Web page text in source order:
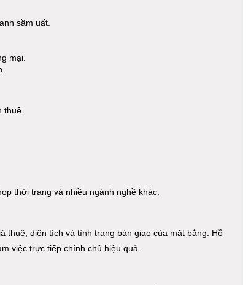
sầm uất.
mại.
thuê.
thời trang và nhiều ngành nghề khác.
thuê, diện tích và tình trạng bàn giao của mặt bằng. Hỗ
việc trực tiếp chính chủ hiệu quả.